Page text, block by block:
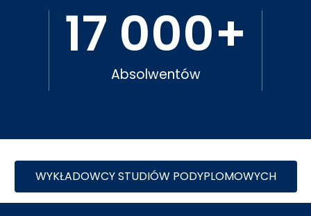
Absolwentów
17 000+
WYKŁADOWCY STUDIÓW PODYPLOMOWYCH